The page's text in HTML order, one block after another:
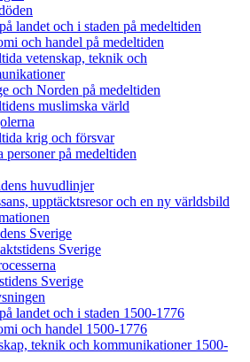
landet och i staden på medeltiden
och handel på medeltiden
vetenskap, teknik och
och Norden på medeltiden
muslimska värld
krig och försvar
personer på medeltiden
huvudlinjer
upptäcktsresor och en ny världsbild
Sverige
Sverige
Sverige
landet och i staden 1500-1776
och handel 1500-1776
teknik och kommunikationer 1500-